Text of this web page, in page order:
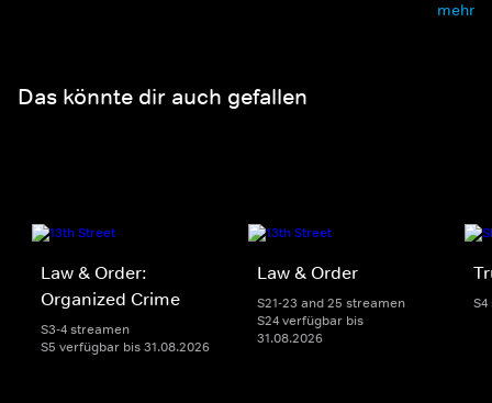
mehr
Das könnte dir auch gefallen
Law & Order:
Organized Crime
S3-4 streamen
S5 verfügbar bis 31.08.2026
Law & Order
S21-23 and 25 streamen
S24 verfügbar bis
31.08.2026